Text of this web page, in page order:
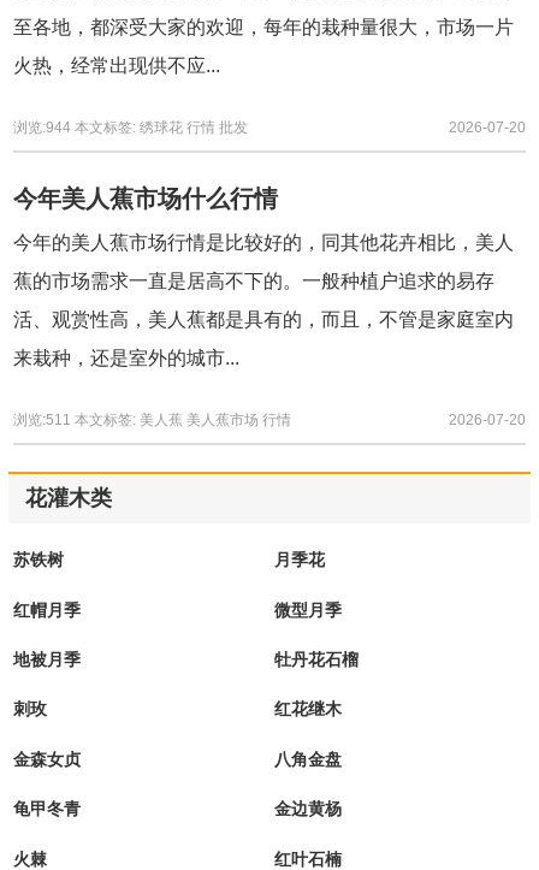
至各地，都深受大家的欢迎，每年的栽种量很大，市场一片
火热，经常出现供不应...
浏览:944 本文标签: 绣球花 行情 批发 2026-07-20
今年美人蕉市场什么行情
今年的美人蕉市场行情是比较好的，同其他花卉相比，美人
蕉的市场需求一直是居高不下的。一般种植户追求的易存
活、观赏性高，美人蕉都是具有的，而且，不管是家庭室内
来栽种，还是室外的城市...
浏览:511 本文标签: 美人蕉 美人蕉市场 行情 2026-07-20
花灌木类
苏铁树 月季花
红帽月季 微型月季
地被月季 牡丹花石榴
刺玫 红花继木
金森女贞 八角金盘
龟甲冬青 金边黄杨
火棘 红叶石楠